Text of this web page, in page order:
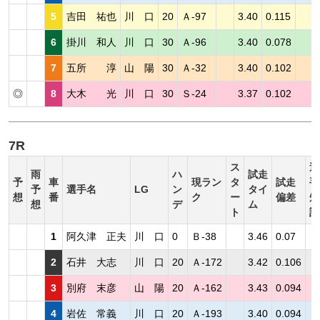
5 吉田 祐也 川 口 20 Ａ-97 3.40 0.115
6 掛川 和人 川 口 30 Ａ-96 3.40 0.078
7 五所 淳 山 陽 30 Ａ-32 3.40 0.102
◎ 8 大木 光 川 口 30 Ｓ-24 3.37 0.102
7R
予
想
雨
予
想
車
番
選手名 LG
ハ
ン
デ
現ラン
ク
ス
タ
ー
ト
試走
タイ
ム
試走
偏差
選
手
短
評
1 阿久津 正夫 川 口 0 Ｂ-38 3.46 0.07
2 石井 大志 川 口 20 Ａ-172 3.42 0.106
3 別府 末彦 山 陽 20 Ａ-162 3.43 0.094
4 岩佐 常義 川 口 20 Ａ-193 3.40 0.094